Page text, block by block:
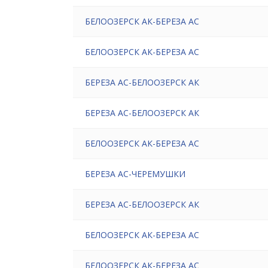
БЕЛООЗЕРСК АК-БЕРЕЗА АС
БЕЛООЗЕРСК АК-БЕРЕЗА АС
БЕРЕЗА АС-БЕЛООЗЕРСК АК
БЕРЕЗА АС-БЕЛООЗЕРСК АК
БЕЛООЗЕРСК АК-БЕРЕЗА АС
БЕРЕЗА АС-ЧЕРЕМУШКИ
БЕРЕЗА АС-БЕЛООЗЕРСК АК
БЕЛООЗЕРСК АК-БЕРЕЗА АС
БЕЛООЗЕРСК АК-БЕРЕЗА АС